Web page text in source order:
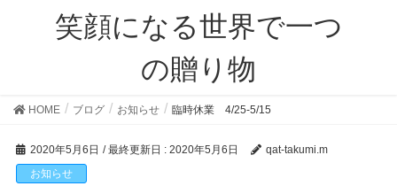
笑顔になる世界で一つ
の贈り物
HOME ブログ お知らせ 臨時休業 4/25-5/15
2020年5月6日 / 最終更新日 : 2020年5月6日
qat-takumi.m
お知らせ